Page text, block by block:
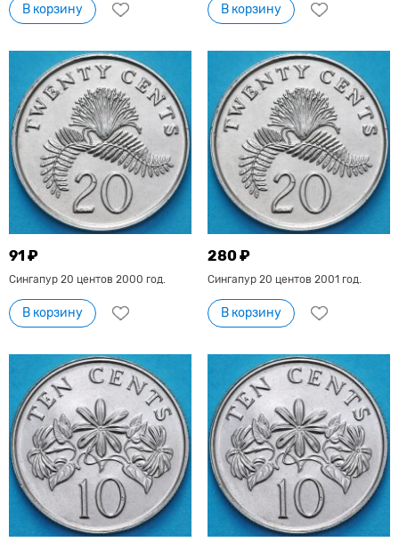
В корзину В корзину
91 ₽
Сингапур 20 центов 2000 год.
В корзину
280 ₽
Сингапур 20 центов 2001 год.
В корзину